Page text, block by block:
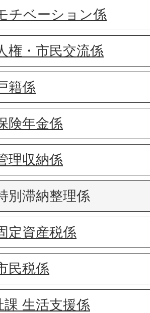
チベーション係
権・市民交流係
籍係
険年金係
理収納係
別滞納整理係
定資産税係
民税係
課 生活支援係